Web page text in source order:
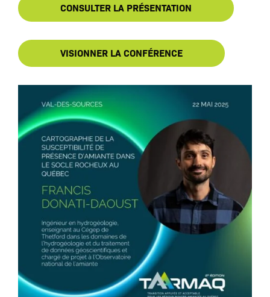
CONSULTER LA PRÉSENTATION
VISIONNER LA CONFÉRENCE